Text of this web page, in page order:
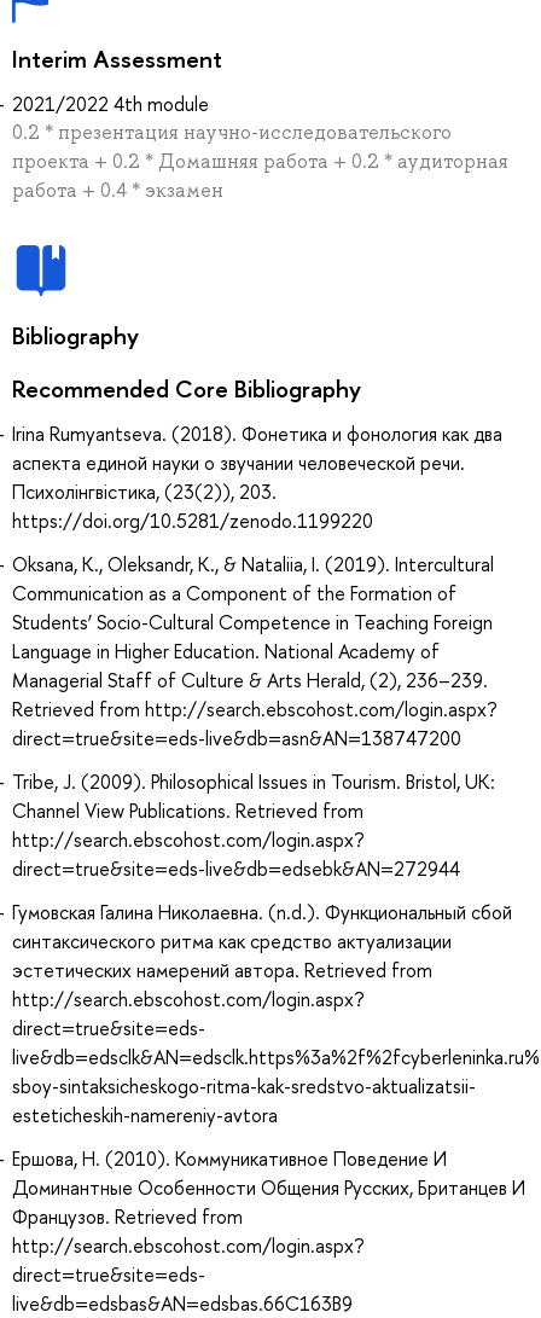
Interim Assessment
2021/2022 4th module
0.2 * презентация научно-исследовательского
проекта + 0.2 * Домашняя работа + 0.2 * аудиторная
работа + 0.4 * экзамен
Bibliography
Recommended Core Bibliography
Irina Rumyantseva. (2018). Фонетика и фонология как два
аспекта единой науки о звучании человеческой речи.
Психолінгвістика, (23(2)), 203.
https://doi.org/10.5281/zenodo.1199220
Oksana, K., Oleksandr, K., & Nataliia, I. (2019). Intercultural
Communication as a Component of the Formation of
Students’ Socio-Cultural Competence in Teaching Foreign
Language in Higher Education. National Academy of
Managerial Staff of Culture & Arts Herald, (2), 236–239.
Retrieved from http://search.ebscohost.com/login.aspx?
direct=true&site=eds-live&db=asn&AN=138747200
Tribe, J. (2009). Philosophical Issues in Tourism. Bristol, UK:
Channel View Publications. Retrieved from
http://search.ebscohost.com/login.aspx?
direct=true&site=eds-live&db=edsebk&AN=272944
Гумовская Галина Николаевна. (n.d.). Функциональный сбой
синтаксического ритма как средство актуализации
эстетических намерений автора. Retrieved from
http://search.ebscohost.com/login.aspx?
direct=true&site=eds-
sboy-sintaksicheskogo-ritma-kak-sredstvo-aktualizatsii-
esteticheskih-namereniy-avtora
Ершова, Н. (2010). Коммуникативное Поведение И
Доминантные Особенности Общения Русских, Британцев И
Французов. Retrieved from
http://search.ebscohost.com/login.aspx?
direct=true&site=eds-
live&db=edsbas&AN=edsbas.66C163B9